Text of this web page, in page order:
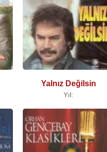
Yalnız Değilsin
Yıl: